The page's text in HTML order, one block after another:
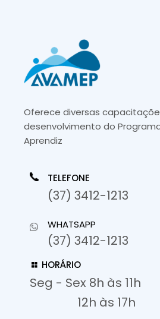
Oferece diversas
desenvolvimento do
Aprendiz
TELEFONE
(37) 3412-1213
WHATSAPP
(37) 3412-1213
HORÁRIO
Seg - Sex 8h às 11h
12h às 17h